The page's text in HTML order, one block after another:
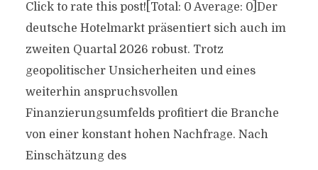
Click to rate this post![Total: 0 Average: 0]Der
deutsche Hotelmarkt präsentiert sich auch im
zweiten Quartal 2026 robust. Trotz
geopolitischer Unsicherheiten und eines
weiterhin anspruchsvollen
Finanzierungsumfelds profitiert die Branche
von einer konstant hohen Nachfrage. Nach
Einschätzung des